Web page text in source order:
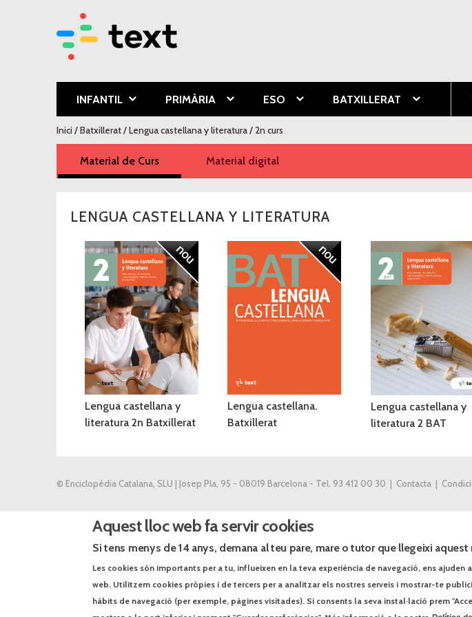
INFANTIL PRIMÀRIA ESO BATXILLERAT
Esteu aquí
Inici/Batxillerat/Lengua castellana y literatura/ 2n curs
Material de Curs (pestanya activa)Material digital
LENGUA CASTELLANA Y LITERATURA
Lengua castellana y
literatura 2n Batxillerat
Lengua castellana.
Batxillerat
Lengua castellana y
literatura 2 BAT
© Enciclopèdia Catalana, SLU | Josep Pla, 95 - 08019 Barcelona - Tel. 93 412 00 30 | Contacta
Aquest lloc web fa servir cookies
Si tens menys de 14 anys, demana al teu pare, mare o tutor que llegeixi aquest
Les cookies són importants per a tu, influeixen en la teva experiència de navegació, ens
web. Utilitzem cookies pròpies i de tercers per a analitzar els nostres serveis i mostrar-te
hàbits de navegació (per exemple, pàgines visitades). Si consents la seva instal·lació prem